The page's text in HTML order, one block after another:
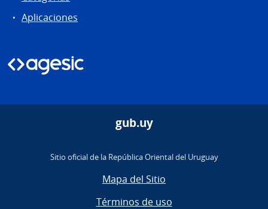
Aplicaciones
gub.uy
Sitio oficial de la República Oriental del Uruguay
Mapa del Sitio
Términos de uso